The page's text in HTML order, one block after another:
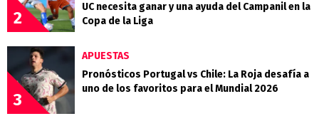
2
UC necesita ganar y una ayuda del Campanil en la
Copa de la Liga
3
APUESTAS
Pronósticos Portugal vs Chile: La Roja desafía a
uno de los favoritos para el Mundial 2026